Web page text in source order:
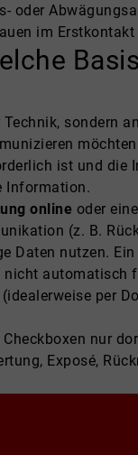
im Erstkontakt
sondern
ist und die
Information.
online oder eine
(z. B.
Daten nutzen. Ein
automatisch
(idealerweise per
nur
Exposé,